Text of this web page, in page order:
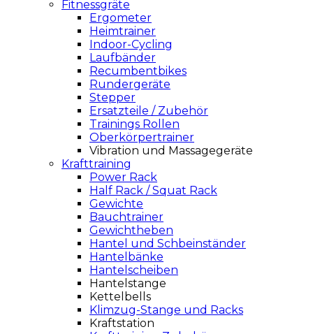
Fitnessgräte
Ergometer
Heimtrainer
Indoor-Cycling
Laufbänder
Recumbentbikes
Rundergeräte
Stepper
Ersatzteile / Zubehör
Trainings Rollen
Oberkörpertrainer
Vibration und Massagegeräte
Krafttraining
Power Rack
Half Rack / Squat Rack
Gewichte
Bauchtrainer
Gewichtheben
Hantel und Schbeinständer
Hantelbänke
Hantelscheiben
Hantelstange
Kettelbells
Klimzug-Stange und Racks
Kraftstation